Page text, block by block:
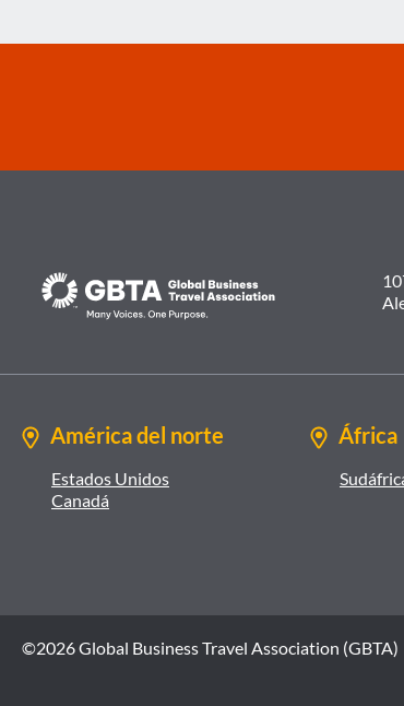
América del norte
Estados Unidos
Canadá
África
©2026 Global Business Travel Association (GBTA)